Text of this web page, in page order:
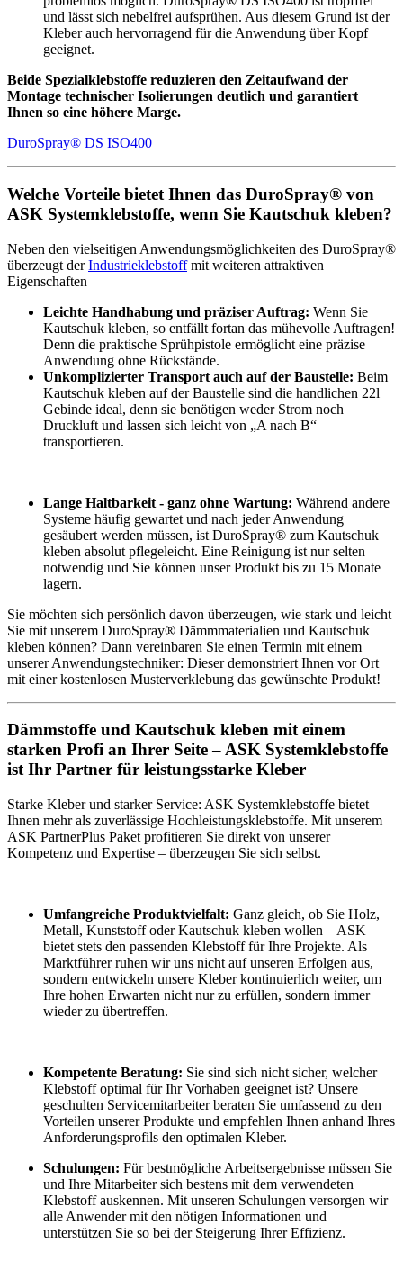
und lässt sich nebelfrei aufsprühen. Aus diesem Grund ist der
Kleber auch hervorragend für die Anwendung über Kopf
geeignet.
Beide Spezialklebstoffe reduzieren den Zeitaufwand der
Montage technischer Isolierungen deutlich und garantiert
Ihnen so eine höhere Marge.
DuroSpray® DS ISO400
Welche Vorteile bietet Ihnen das DuroSpray® von
ASK Systemklebstoffe, wenn Sie Kautschuk kleben?
Neben den vielseitigen Anwendungsmöglichkeiten des DuroSpray®
überzeugt derIndustrieklebstoffmit weiteren attraktiven
Eigenschaften
Leichte Handhabung und präziser Auftrag: Wenn Sie
Kautschuk kleben, so entfällt fortan das mühevolle Auftragen!
Denn die praktische Sprühpistole ermöglicht eine präzise
Anwendung ohne Rückstände.
Unkomplizierter Transport auch auf der Baustelle: Beim
Kautschuk kleben auf der Baustelle sind die handlichen 22l
Gebinde ideal, denn sie benötigen weder Strom noch
Druckluft und lassen sich leicht von „A nach B“
transportieren.
Lange Haltbarkeit - ganz ohne Wartung: Während andere
Systeme häufig gewartet und nach jeder Anwendung
gesäubert werden müssen, ist DuroSpray® zum Kautschuk
kleben absolut pflegeleicht. Eine Reinigung ist nur selten
notwendig und Sie können unser Produkt bis zu 15 Monate
lagern.
Sie möchten sich persönlich davon überzeugen, wie stark und leicht
Sie mit unserem DuroSpray® Dämmmaterialien und Kautschuk
kleben können? Dann vereinbaren Sie einen Termin mit einem
unserer Anwendungstechniker: Dieser demonstriert Ihnen vor Ort
mit einer kostenlosen Musterverklebung das gewünschte Produkt!
Dämmstoffe und Kautschuk kleben mit einem
starken Profi an Ihrer Seite – ASK Systemklebstoffe
ist Ihr Partner für leistungsstarke Kleber
Starke Kleber und starker Service: ASK Systemklebstoffe bietet
Ihnen mehr als zuverlässige Hochleistungsklebstoffe. Mit unserem
ASK PartnerPlus Paket profitieren Sie direkt von unserer
Kompetenz und Expertise – überzeugen Sie sich selbst.
Umfangreiche Produktvielfalt: Ganz gleich, ob Sie Holz,
Metall, Kunststoff oder Kautschuk kleben wollen – ASK
bietet stets den passenden Klebstoff für Ihre Projekte. Als
Marktführer ruhen wir uns nicht auf unseren Erfolgen aus,
sondern entwickeln unsere Kleber kontinuierlich weiter, um
Ihre hohen Erwarten nicht nur zu erfüllen, sondern immer
wieder zu übertreffen.
Kompetente Beratung: Sie sind sich nicht sicher, welcher
Klebstoff optimal für Ihr Vorhaben geeignet ist? Unsere
geschulten Servicemitarbeiter beraten Sie umfassend zu den
Vorteilen unserer Produkte und empfehlen Ihnen anhand Ihres
Anforderungsprofils den optimalen Kleber.
Schulungen: Für bestmögliche Arbeitsergebnisse müssen Sie
und Ihre Mitarbeiter sich bestens mit dem verwendeten
Klebstoff auskennen. Mit unseren Schulungen versorgen wir
alle Anwender mit den nötigen Informationen und
unterstützen Sie so bei der Steigerung Ihrer Effizienz.